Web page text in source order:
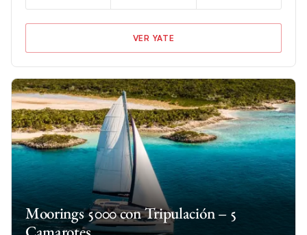
VER YATE
Moorings 5000 con Tripulación – 5